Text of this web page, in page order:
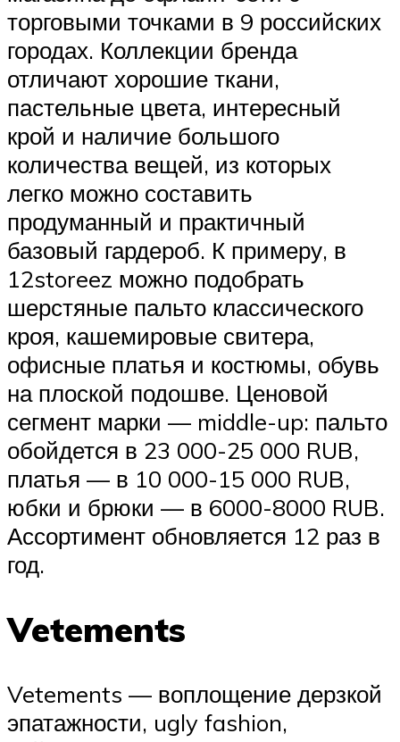
торговыми точками в 9 российских
городах. Коллекции бренда
отличают хорошие ткани,
пастельные цвета, интересный
крой и наличие большого
количества вещей, из которых
легко можно составить
продуманный и практичный
базовый гардероб. К примеру, в
12storeez можно подобрать
шерстяные пальто классического
кроя, кашемировые свитера,
офисные платья и костюмы, обувь
на плоской подошве. Ценовой
сегмент марки — middle-up: пальто
обойдется в 23 000-25 000 RUB,
платья — в 10 000-15 000 RUB,
юбки и брюки — в 6000-8000 RUB.
Ассортимент обновляется 12 раз в
год.
Vetements
Vetements — воплощение дерзкой
эпатажности, ugly fashion,